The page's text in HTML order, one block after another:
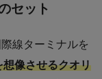
セット
線ターミナルを
想像させるクオリ